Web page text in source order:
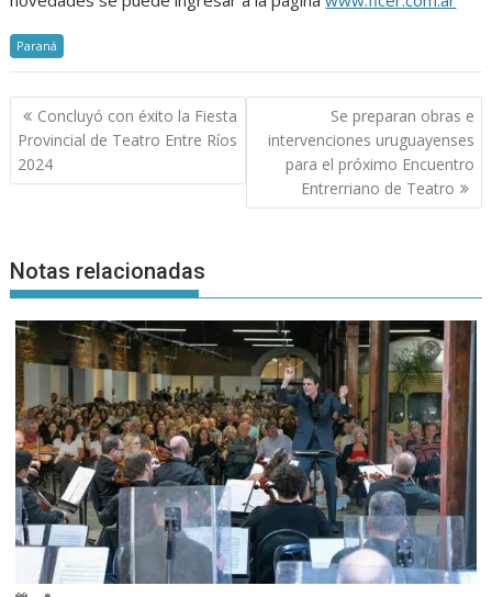
Paraná
Navegación
de
entradas
Concluyó con éxito la Fiesta
Provincial de Teatro Entre Ríos
2024
Se preparan obras e
intervenciones uruguayenses
para el próximo Encuentro
Entrerriano de Teatro
Notas relacionadas